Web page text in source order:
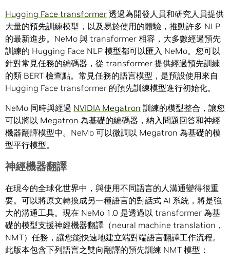
Hugging Face transformer 透過為開發人員和研究人員提供
大量的預先訓練模型，以及易於使用的體驗，推動許多 NLP
的最新進步。NeMo 與 transformer 相容，大多數經過預先
訓練的 Hugging Face NLP 模型都可以匯入 NeMo。您可以
針對常見任務的編碼器，從 transformer 提供經過預先訓練
的類 BERT 檢查點。常見任務的語言模型，是預設使用來自
Hugging Face transformer 的預先訓練模型進行初始化。
NeMo 同時與經過 NVIDIA Megatron 訓練的模型整合，讓您
可以將以 Megatron 為基礎的編碼器 ，納入問題回答和神經
機器翻譯模型中。NeMo 可以微調以 Megatron 為基礎的模
型平行模型。
神經機器翻譯
在現今的全球化世界中，與使用不同語言的人溝通變得很重
要。可以將原文轉換成另一種語言的對話式 AI 系統，將是強
大的溝通工具。現在 NeMo 1.0 是透過以 transformer 為基
礎的模型支援神經機器翻譯（neural machine translation，
NMT）任務，讓您能快速地建立端對端語言翻譯工作流程。
此版本包含下列語言之雙向翻譯的預先訓練 NMT 模型：